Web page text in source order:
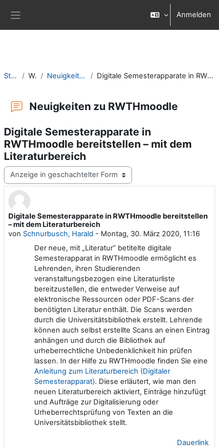
Anmelden
Startseite Website Neuigkeiten zu RWTHmoodle Digitale Semesterapparate in RWTHmoodle bereitstellen – mit dem Literaturbereich
Neuigkeiten zu RWTHmoodle
Digitale Semesterapparate in
RWTHmoodle bereitstellen – mit dem
Literaturbereich
Anzeigemodus
Digitale Semesterapparate in RWTHmoodle bereitstellen
– mit dem Literaturbereich
von Schnurbusch, Harald - Montag, 30. März 2020, 11:16
Anzahl Antworten: 0
Der neue, mit „Literatur“ betitelte digitale
Semesterapparat in RWTHmoodle ermöglicht es
Lehrenden, ihren Studierenden
veranstaltungsbezogen eine Literaturliste
bereitzustellen, die entweder Verweise auf
elektronische Ressourcen oder PDF-Scans der
benötigten Literatur enthält. Die Scans werden
durch die Universitätsbibliothek erstellt. Lehrende
können auch selbst erstellte Scans an einen Eintrag
anhängen und durch die Bibliothek auf
urheberrechtliche Unbedenklichkeit hin prüfen
lassen. In der Hilfe zu RWTHmoodle finden Sie eine
Anleitung zum Literaturbereich (Digitaler
Semesterapparat). Diese erläutert, wie man den
neuen Literaturbereich aktiviert, Einträge hinzufügt
und Aufträge zur Digitalisierung oder
Urheberrechtsprüfung von Texten an die
Universitätsbibliothek stellt.
Dauerlink